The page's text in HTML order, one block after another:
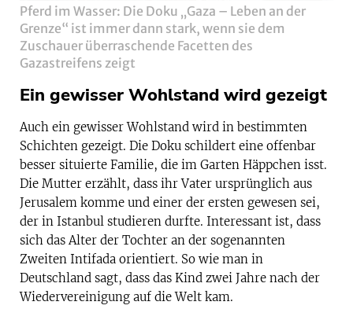
Pferd im Wasser: Die Doku „Gaza – Leben an der
Grenze“ ist immer dann stark, wenn sie dem
Zuschauer überraschende Facetten des
Gazastreifens zeigt
Ein gewisser Wohlstand wird gezeigt
Auch ein gewisser Wohlstand wird in bestimmten
Schichten gezeigt. Die Doku schildert eine offenbar
besser situierte Familie, die im Garten Häppchen isst.
Die Mutter erzählt, dass ihr Vater ursprünglich aus
Jerusalem komme und einer der ersten gewesen sei,
der in Istanbul studieren durfte. Interessant ist, dass
sich das Alter der Tochter an der sogenannten
Zweiten Intifada orientiert. So wie man in
Deutschland sagt, dass das Kind zwei Jahre nach der
Wiedervereinigung auf die Welt kam.